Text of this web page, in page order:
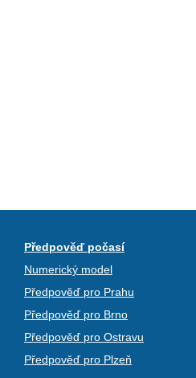
Předpověď počasí
Numerický model
Předpověď pro Prahu
Předpověď pro Brno
Předpověď pro Ostravu
Předpověď pro Plzeň